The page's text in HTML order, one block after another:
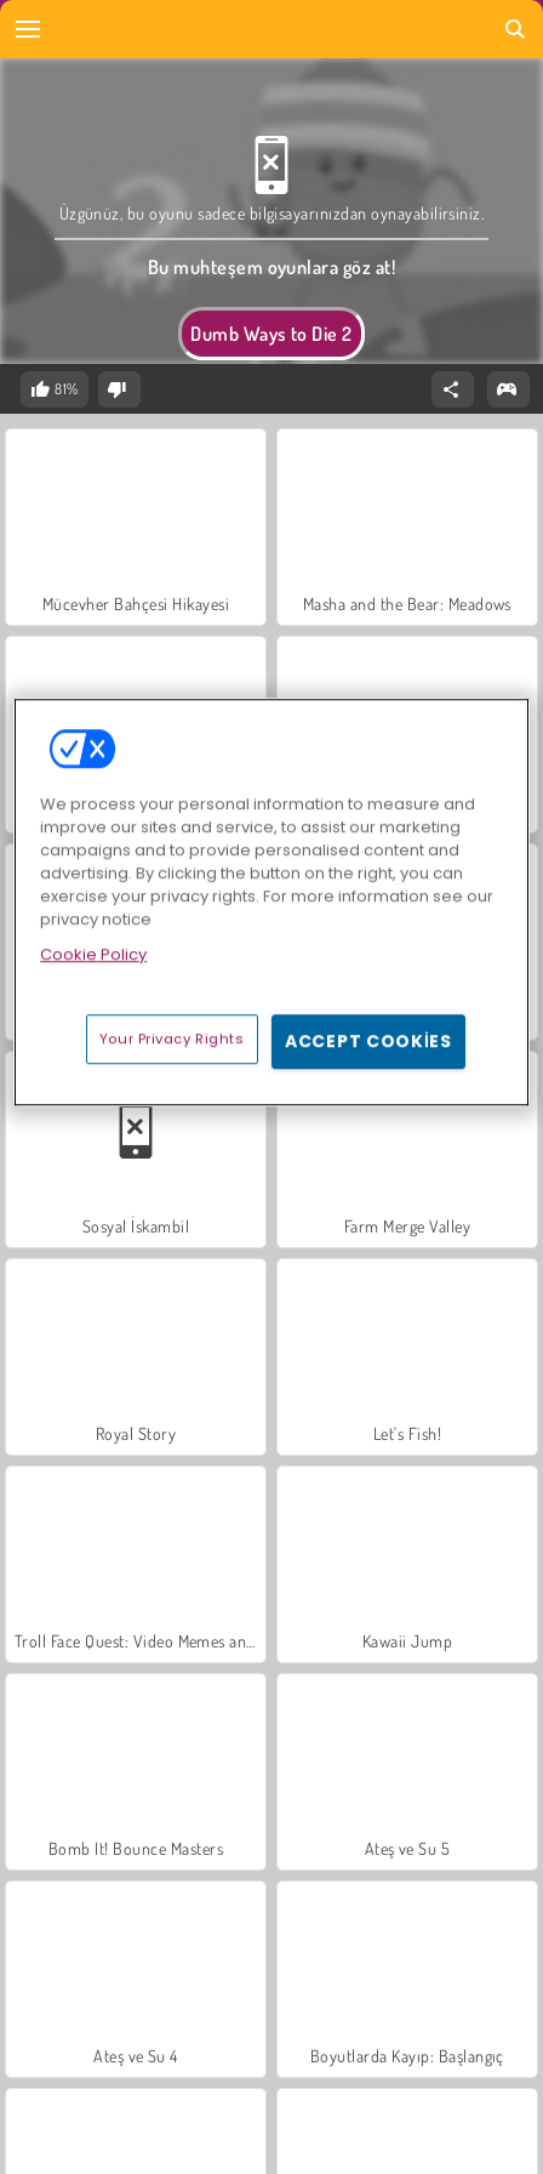
Dumb Ways to Die 2
Üzgünüz, bu oyunu sadece bilgisayarınızdan oynayabilirsiniz.
Bu muhteşem oyunlara göz at!
81%
Mücevher Bahçesi Hikayesi Masha and the Bear: Meadows
İçecekleri Eşle Büyük Mahjong Eşleme
Trollface Quest: USA 2 Scala 40
Sosyal İskambil Farm Merge Valley
Royal Story Let's Fish!
Kawaii Jump
Bomb It! Bounce Masters Ateş ve Su 5
Ateş ve Su 4 Boyutlarda Kayıp: Başlangıç
We process your personal information to measure and
improve our sites and service, to assist our marketing
campaigns and to provide personalised content and
advertising. By clicking the button on the right, you can
exercise your privacy rights. For more information see our
privacy notice
Cookie Policy
Your Privacy Rights ACCEPT COOKIES